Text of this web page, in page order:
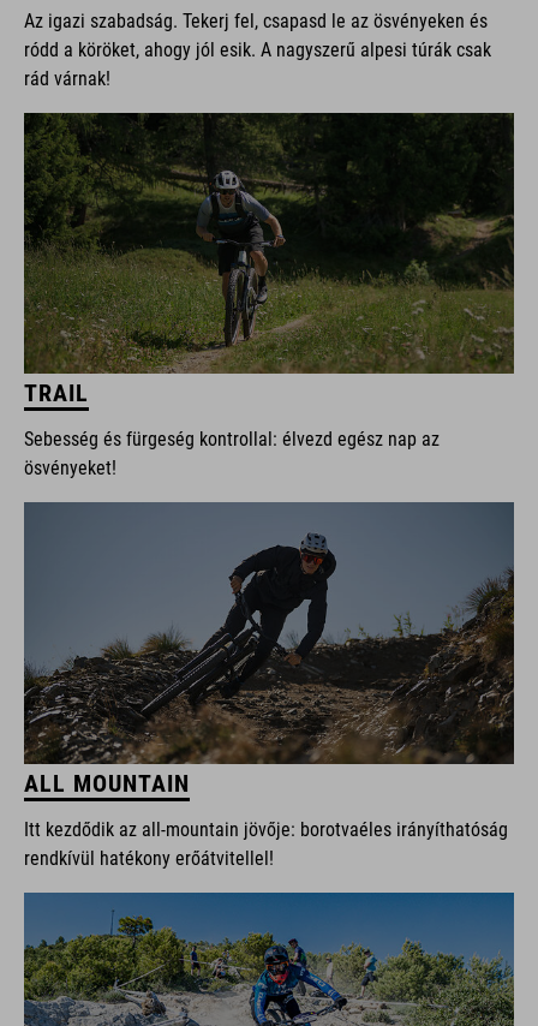
Az igazi szabadság. Tekerj fel, csapasd le az ösvényeken és
ródd a köröket, ahogy jól esik. A nagyszerű alpesi túrák csak
rád várnak!
TRAIL
Sebesség és fürgeség kontrollal: élvezd egész nap az
ösvényeket!
ALL MOUNTAIN
Itt kezdődik az all-mountain jövője: borotvaéles irányíthatóság
rendkívül hatékony erőátvitellel!